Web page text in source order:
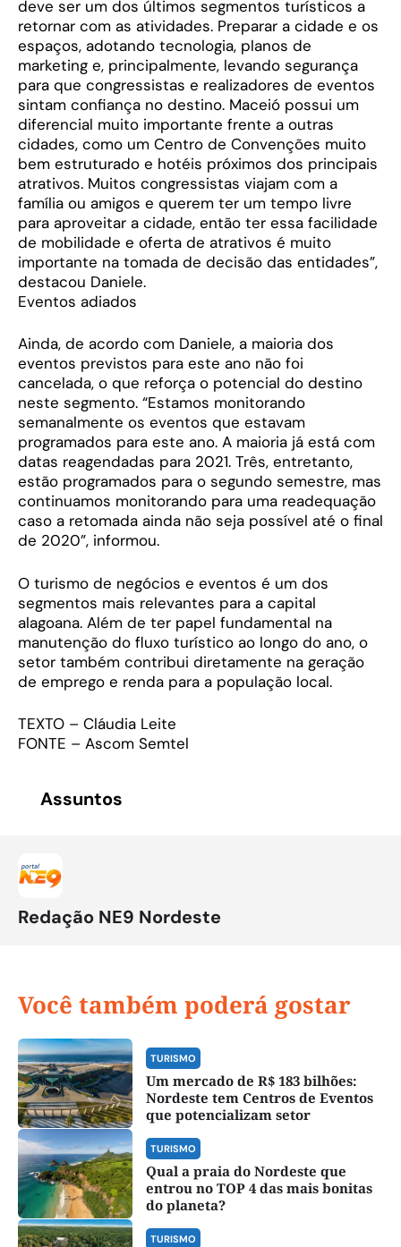
deve ser um dos últimos segmentos turísticos a
retornar com as atividades. Preparar a cidade e os
espaços, adotando tecnologia, planos de
marketing e, principalmente, levando segurança
para que congressistas e realizadores de eventos
sintam confiança no destino. Maceió possui um
diferencial muito importante frente a outras
cidades, como um Centro de Convenções muito
bem estruturado e hotéis próximos dos principais
atrativos. Muitos congressistas viajam com a
família ou amigos e querem ter um tempo livre
para aproveitar a cidade, então ter essa facilidade
de mobilidade e oferta de atrativos é muito
importante na tomada de decisão das entidades”,
destacou Daniele.
Eventos adiados
Ainda, de acordo com Daniele, a maioria dos
eventos previstos para este ano não foi
cancelada, o que reforça o potencial do destino
neste segmento. “Estamos monitorando
semanalmente os eventos que estavam
programados para este ano. A maioria já está com
datas reagendadas para 2021. Três, entretanto,
estão programados para o segundo semestre, mas
continuamos monitorando para uma readequação
caso a retomada ainda não seja possível até o final
de 2020”, informou.
O turismo de negócios e eventos é um dos
segmentos mais relevantes para a capital
alagoana. Além de ter papel fundamental na
manutenção do fluxo turístico ao longo do ano, o
setor também contribui diretamente na geração
de emprego e renda para a população local.
TEXTO – Cláudia Leite
FONTE – Ascom Semtel
Assuntos
Redação NE9 Nordeste
Você também poderá gostar
TURISMO
Um mercado de R$ 183 bilhões:
Nordeste tem Centros de Eventos
que potencializam setor
TURISMO
Qual a praia do Nordeste que
entrou no TOP 4 das mais bonitas
do planeta?
TURISMO